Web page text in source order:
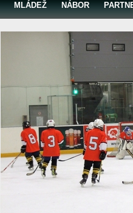
MLÁDEŽ NÁBOR